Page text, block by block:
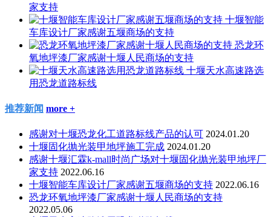
家支持
十堰智能
车库设计厂家感谢五堰商场的支持
恐龙环
氧地坪漆厂家感谢十堰人民商场的支持
十堰天水高速路选
用恐龙道路标线
推荐新闻 more +
感谢对十堰恐龙化工道路标线产品的认可 2024.01.20
十堰固化抛光装甲地坪施工完成 2024.01.20
感谢十堰汇霖k-mall时尚广场对十堰固化抛光装甲地坪厂
家支持 2022.06.16
十堰智能车库设计厂家感谢五堰商场的支持 2022.06.16
恐龙环氧地坪漆厂家感谢十堰人民商场的支持
2022.05.06